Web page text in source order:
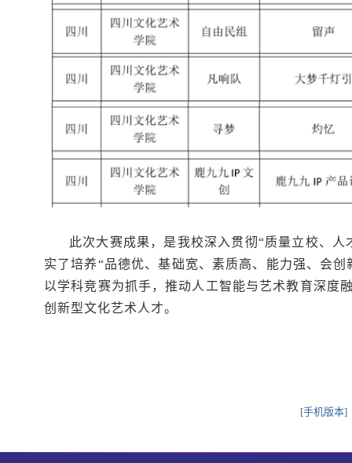
此次大赛成果，是我校深入贯彻“质量立校、
实了培养“品德优、基础宽、素质高、能力强、会
以学科竞赛为抓手，推动人工智能与艺术教育深度
创新型文化艺术人才。
[手机版本]